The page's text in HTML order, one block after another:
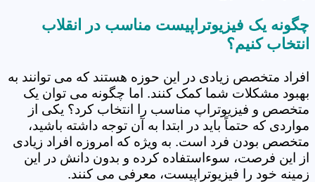
چگونه یک فیزیوتراپیست مناسب در انقلاب
انتخاب کنیم؟
افراد متخصص زیادی در این حوزه هستند که می توانند به
بهبود مشکلات شما کمک کنند. اما چگونه می توان یک
متخصص و فیزیوتراپ مناسب را انتخاب کرد؟ یکی از
مواردی که حتماً باید در ابتدا به آن توجه داشته باشید،
متخصص بودن فرد است. به ویژه که امروزه افراد زیادی
از این فرصت، سوءاستفاده کرده و بدون دانش در این
زمینه خود را فیزیوتراپیست، معرفی می کنند.